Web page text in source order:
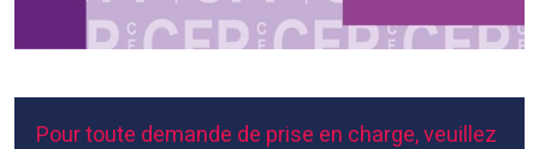
Pour toute demande de prise en charge, veuillez